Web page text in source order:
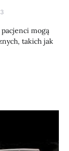
mogą
takich jak